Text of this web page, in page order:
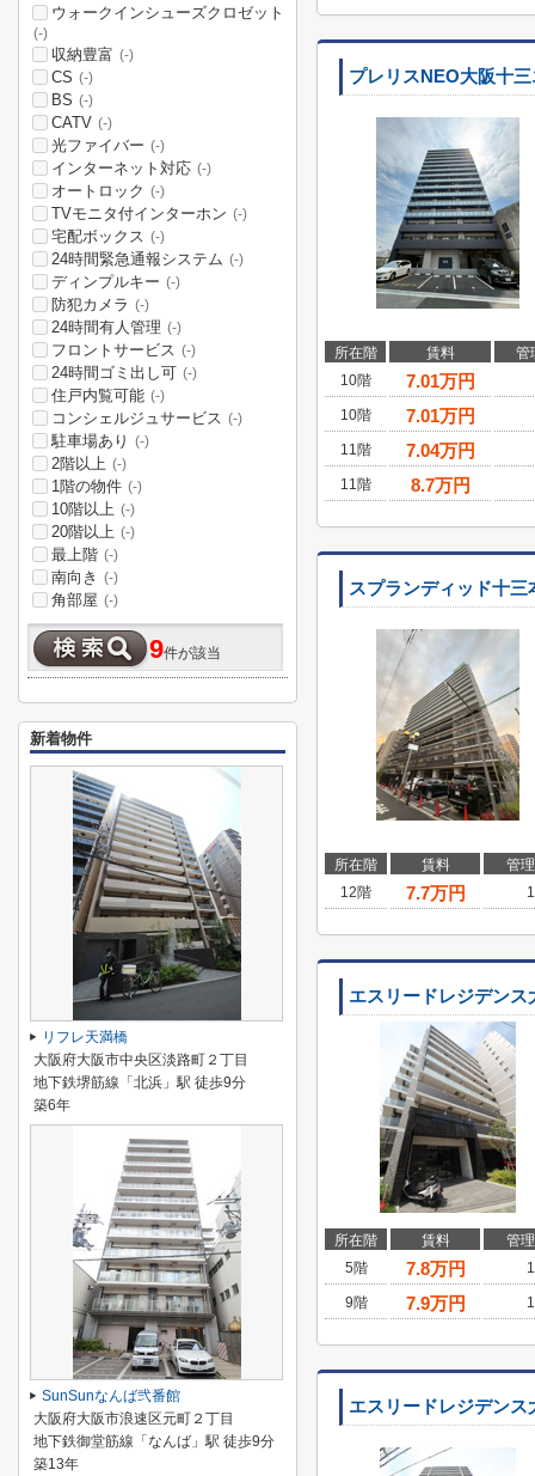
プレリスNEO大阪十
所在階 賃料
管
10階
7.01万円
10階 7.01万円
11階 7.04万円
11階 8.7万円
スプランディッド十三
所在階 賃料
管
12階
7.7万円
エスリードレジデンス
所在階 賃料
管
5階
7.8万円
9階 7.9万円
エスリードレジデン
ウォークインシューズクロゼット
(-)
収納豊富 (-)
CS (-)
BS (-)
CATV (-)
光ファイバー (-)
インターネット対応 (-)
オートロック (-)
TVモニタ付インターホン (-)
宅配ボックス (-)
24時間緊急通報システム (-)
ディンプルキー (-)
防犯カメラ (-)
24時間有人管理 (-)
フロントサービス (-)
24時間ゴミ出し可 (-)
住戸内覧可能 (-)
コンシェルジュサービス (-)
駐車場あり (-)
2階以上 (-)
1階の物件 (-)
10階以上 (-)
20階以上 (-)
最上階 (-)
南向き (-)
角部屋 (-)
9件が該当
新着物件
リフレ天満橋
大阪府大阪市中央区淡路町２丁目
地下鉄堺筋線「北浜」駅 徒歩9分
築6年
SunSunなんば弐番館
大阪府大阪市浪速区元町２丁目
地下鉄御堂筋線「なんば」駅 徒歩9分
築13年